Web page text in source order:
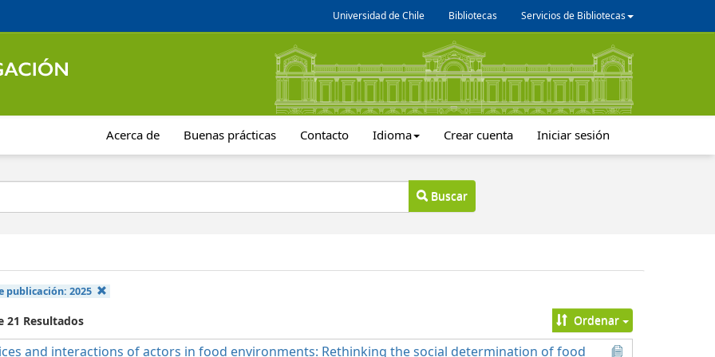
Universidad de Chile Bibliotecas Servicios de Bibliotecas
Acerca de Buenas prácticas Contacto Idioma Crear cuenta Iniciar sesión
Buscar
publicación: 2025
21 Resultados Ordenar
and interactions of actors in food environments: Rethinking the social determination of food